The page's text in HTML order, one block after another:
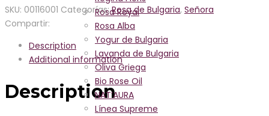
Rosa Royal
Rosa Alba
Yogur de Bulgaria
Lavanda de Bulgaria
Oliva Griega
Bio Rose Oil
NAT’AURA
Línea Supreme
SKU: 00116001 Categorías:Rosa de Bulgaria, Señora
Compartir:
Description
Additional information
Description